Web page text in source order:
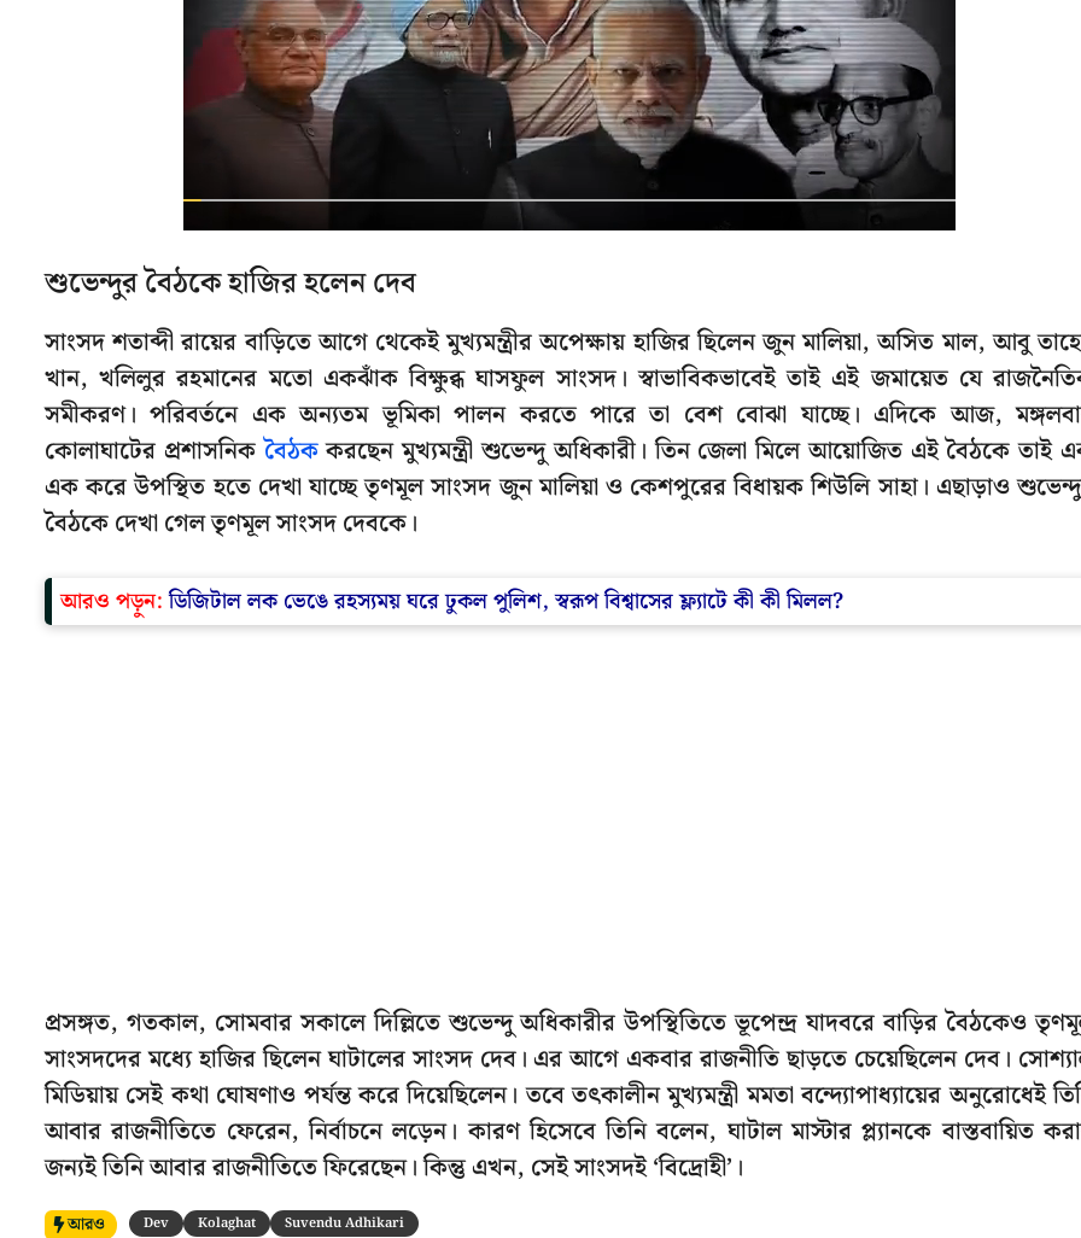
শুভেন্দুর বৈঠকে হাজির হলেন দেব
সাংসদ শতাব্দী রায়ের বাড়িতে আগে থেকেই মুখ্যমন্ত্রীর অপেক্ষায় হাজির ছিলেন জুন মালিয়া, অসিত মাল, আবু
খান, খলিলুর রহমানের মতো একঝাঁক বিক্ষুব্ধ ঘাসফুল সাংসদ। স্বাভাবিকভাবেই তাই এই জমায়েত যে
সমীকরণ। পরিবর্তনে এক অন্যতম ভূমিকা পালন করতে পারে তা বেশ বোঝা যাচ্ছে। এদিকে আজ,
কোলাঘাটের প্রশাসনিকবৈঠককরছেন মুখ্যমন্ত্রী শুভেন্দু অধিকারী। তিন জেলা মিলে আয়োজিত এই বৈঠকে তাই
এক করে উপস্থিত হতে দেখা যাচ্ছে তৃণমূল সাংসদ জুন মালিয়া ও কেশপুরের বিধায়ক শিউলি সাহা। এছাড়াও
বৈঠকে দেখা গেল তৃণমূল সাংসদ দেবকে।
আরও পড়ুন:ডিজিটাল লক ভেঙে রহস্যময় ঘরে ঢুকল পুলিশ, স্বরূপ বিশ্বাসের ফ্ল্যাটে কী কী মিলল?
প্রসঙ্গত, গতকাল, সোমবার সকালে দিল্লিতে শুভেন্দু অধিকারীর উপস্থিতিতে ভূপেন্দ্র যাদবরে বাড়ির বৈঠকেও
সাংসদদের মধ্যে হাজির ছিলেন ঘাটালের সাংসদ দেব। এর আগে একবার রাজনীতি ছাড়তে চেয়েছিলেন দেব।
মিডিয়ায় সেই কথা ঘোষণাও পর্যন্ত করে দিয়েছিলেন। তবে তৎকালীন মুখ্যমন্ত্রী মমতা বন্দ্যোপাধ্যায়ের অনুরোধেই
আবার রাজনীতিতে ফেরেন, নির্বাচনে লড়েন। কারণ হিসেবে তিনি বলেন, ঘাটাল মাস্টার প্ল্যানকে বাস্তবায়িত
জন্যই তিনি আবার রাজনীতিতে ফিরেছেন। কিন্তু এখন, সেই সাংসদই ‘বিদ্রোহী’।
আরও Dev Kolaghat Suvendu Adhikari